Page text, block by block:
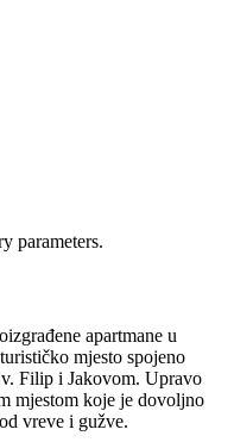
parameters.
apartmane u
mjesto spojeno
Filip i Jakovom. Upravo
mjestom koje je dovoljno
vreve i gužve.